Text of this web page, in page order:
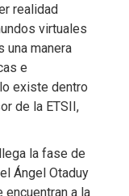
realidad
virtuales
una manera
e
existe dentro
de la ETSII,
la fase de
Ángel Otaduy
a la